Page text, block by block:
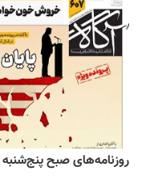
روزنامه‌های صبح پنج‌شنبه ۱۵ مرداد ۱۴۰۵